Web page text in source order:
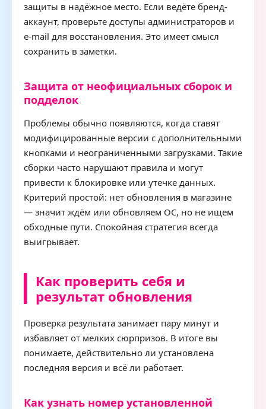
защиты в надёжное место. Если ведёте бренд-
аккаунт, проверьте доступы администраторов и
e-mail для восстановления. Это имеет смысл
сохранить в заметки.
Защита от неофициальных сборок и
подделок
Проблемы обычно появляются, когда ставят
модифицированные версии с дополнительными
кнопками и неограниченными загрузками. Такие
сборки часто нарушают правила и могут
привести к блокировке или утечке данных.
Критерий простой: нет обновления в магазине
— значит ждём или обновляем ОС, но не ищем
обходные пути. Спокойная стратегия всегда
выигрывает.
Как проверить себя и
результат обновления
Проверка результата занимает пару минут и
избавляет от мелких сюрпризов. В итоге вы
понимаете, действительно ли установлена
последняя версия и всё ли работает.
Как узнать номер установленной